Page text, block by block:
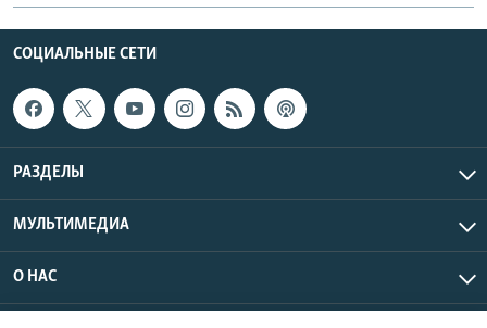
СОЦИАЛЬНЫЕ СЕТИ
РАЗДЕЛЫ
МУЛЬТИМЕДИА
О НАС